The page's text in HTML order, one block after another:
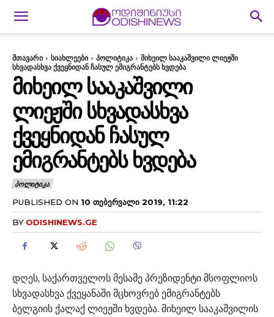
მთავარი სიახლეები პოლიტიკა
მიხეილ სააკაშვილი ლიეჟში
სხვადასხვა ქვეყნიდან ჩასულ ემიგრანტებს ხვდება
ᲛᲘᲮᲔᲘᲚ ᲡᲐᲐᲙᲐᲨᲕᲘᲚᲘ
ᲚᲘᲔᲟᲨᲘ ᲡᲮᲕᲐᲓᲐᲡᲮᲕᲐ
ᲥᲕᲔᲧᲜᲘᲓᲐᲜ ᲩᲐᲡᲣᲚ
ᲔᲛᲘᲒᲠᲐᲜᲢᲔᲑᲡ ᲮᲕᲓᲔᲑᲐ
ᲞᲝᲚᲘᲢᲘᲙᲐ
PUBLISHED ON 10 ᲗᲔᲑᲔᲠᲕᲐᲚᲘ 2019, 11:22
BY ODISHINEWS.GE
დღეს, საქართველოს მესამე პრეზიდენტი მსოფლიოს
სხვადასხვა ქვეყანაში მცხოვრებ ემიგრანტებს
ბელგიის ქალაქ ლიეჟში ხვდება. მიხეილ სააკაშვილის